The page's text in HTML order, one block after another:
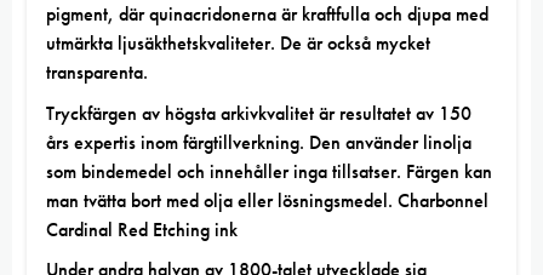
pigment, där quinacridonerna är kraftfulla och djupa med
utmärkta ljusäkthetskvaliteter. De är också mycket
transparenta.
Tryckfärgen av högsta arkivkvalitet är resultatet av 150
års expertis inom färgtillverkning. Den använder linolja
som bindemedel och innehåller inga tillsatser. Färgen kan
man tvätta bort med olja eller lösningsmedel. Charbonnel
Cardinal Red Etching ink